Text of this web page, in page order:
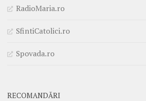
RadioMaria.ro
SfintiCatolici.ro
Spovada.ro
RECOMANDĂRI